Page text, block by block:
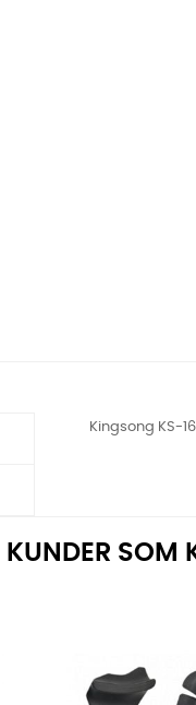
Kingsong KS-
KUNDER SOM